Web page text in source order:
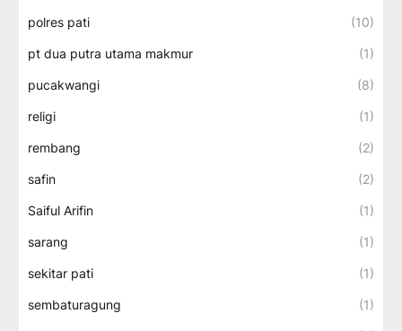
polres pati (10)
pt dua putra utama makmur (1)
pucakwangi (8)
religi (1)
rembang (2)
safin (2)
Saiful Arifin (1)
sarang (1)
sekitar pati (1)
sembaturagung (1)